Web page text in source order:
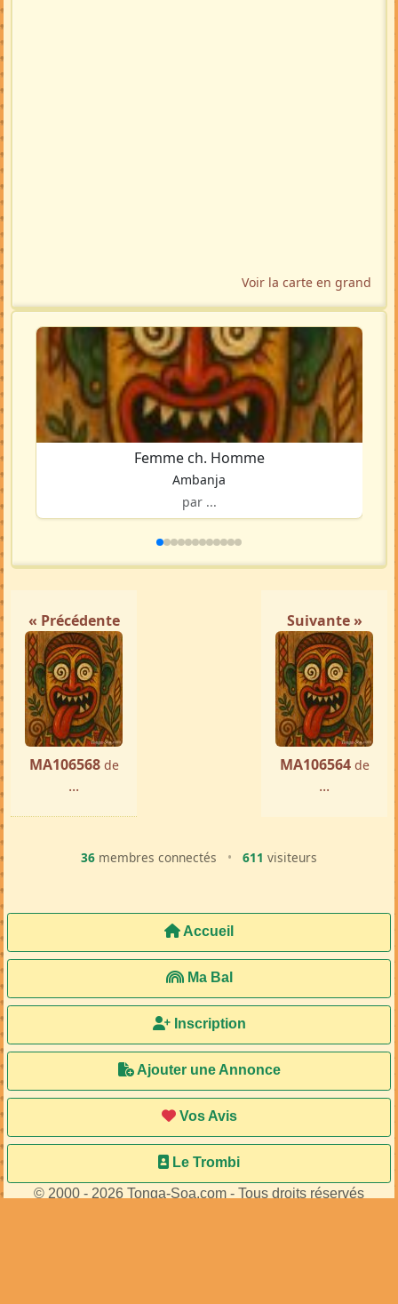
Voir la carte en grand
Femme ch. Homme
Ambanja
par ...
« Précédente
MA106568 de
...
Suivante »
MA106564 de
...
36 membres connectés • 611 visiteurs
Accueil
Ma Bal
Inscription
Ajouter une Annonce
Vos Avis
Le Trombi
© 2000 - 2026 Tonga-Soa.com - Tous droits réservés